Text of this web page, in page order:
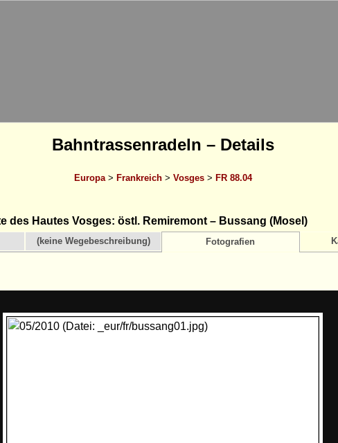
Bahntrassenradeln – Details
Europa> Frankreich> Vosges> FR 88.04
des Hautes Vosges: östl. Remiremont – Bussang (Mosel)
(keine Wegebeschreibung) Fotografien